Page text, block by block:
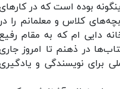
بوده است که در
کلاس و معلمانم را در
دایی ام که به مقام
در ذهنم تا امروز
برای نویسندگی و